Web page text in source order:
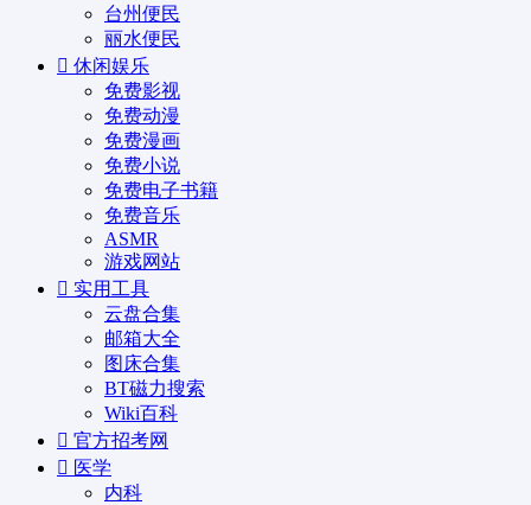
台州便民
丽水便民
休闲娱乐
免费影视
免费动漫
免费漫画
免费小说
免费电子书籍
免费音乐
ASMR
游戏网站
实用工具
云盘合集
邮箱大全
图床合集
BT磁力搜索
Wiki百科
官方招考网
医学
内科